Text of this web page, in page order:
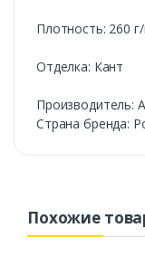
Плотность: 260
Отделка: Кант
Производитель:
Cтрана бренда:
Похожие